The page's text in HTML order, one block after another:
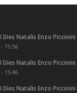
Dies Natalis Enzo
15:56
Dies Natalis Enzo
15:46
Dies Natalis Enzo